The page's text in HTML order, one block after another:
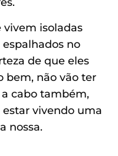
vivem isoladas
no
de que eles
bem, não vão ter
cabo também,
vivendo uma
nossa.